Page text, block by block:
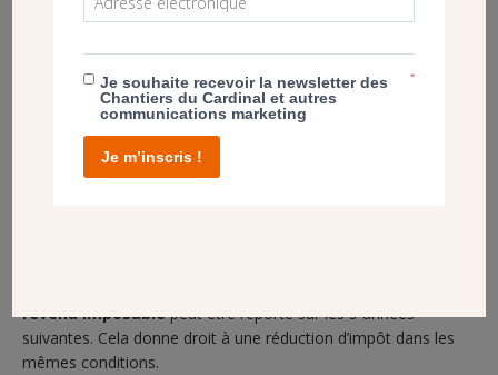
Dans la mesure où vous établissez votre déclaration de
justificatifs des dons (reçus fiscaux), fournis par les
associations, aux services des impôts.Il est par contre
important de garder précieusement vos reçus
, ils vous seront demandés en cas de contrôle.
revenu imposablepeut être reporté sur les 5 années
suivantes. Cela donne droit à une réduction d’impôt dans les
mêmes conditions.
Je souhaite recevoir la newsletter des
Chantiers du Cardinal et autres
communications marketing
*
Je m’inscris !